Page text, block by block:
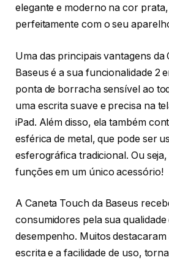
elegante e moderno na cor
perfeitamente com o seu
Uma das principais vantagens da
Baseus é a sua funcionalidade 2
ponta de borracha sensível ao
uma escrita suave e precisa na
iPad. Além disso, ela também
esférica de metal, que pode ser
esferográfica tradicional. Ou
funções em um único acessório!
A Caneta Touch da Baseus
consumidores pela sua
desempenho. Muitos destacaram
escrita e a facilidade de uso,